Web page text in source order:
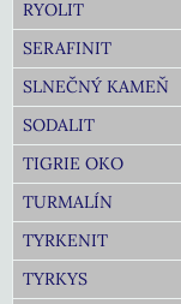
RYOLIT
SERAFINIT
SLNEČNÝ KAMEŇ
SODALIT
TIGRIE OKO
TURMALÍN
TYRKENIT
TYRKYS